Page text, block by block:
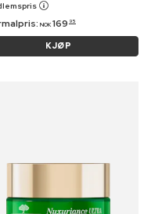
NOK 169 95
KJØP